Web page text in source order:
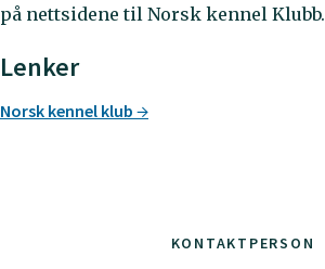
KONTAKTPERSON
på nettsidene til Norsk kennel Klubb.
Lenker
Norsk kennel klub